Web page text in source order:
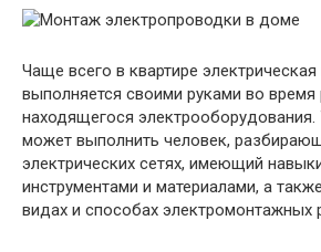
Чаще всего в квартире
выполняется своими руками во
находящегося электрооборудования.
может выполнить человек,
электрических сетях, имеющий
инструментами и материалами, а
видах и способах электромонтажных